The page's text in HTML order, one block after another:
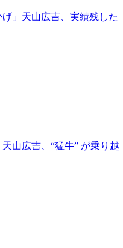
」天山広吉、実績残した
山広吉、“猛牛” が乗り越